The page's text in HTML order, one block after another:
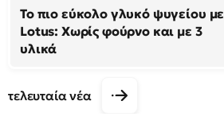
Το πιο εύκολο γλυκό ψυγείου με
Lotus: Χωρίς φούρνο και με 3
υλικά
τελευταία νέα